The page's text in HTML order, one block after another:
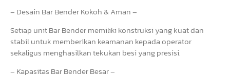
– Desain Bar Bender Kokoh & Aman –
Setiap unit Bar Bender memiliki konstruksi yang kuat dan
stabil untuk memberikan keamanan kepada operator
sekaligus menghasilkan tekukan besi yang presisi.
– Kapasitas Bar Bender Besar –